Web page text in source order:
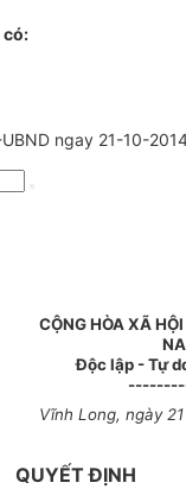
có:
ngay 21-10-
CỘNG HÒA XÃ
Độc lập - Tự
Vĩnh Long, ngày
QUYẾT ĐỊNH